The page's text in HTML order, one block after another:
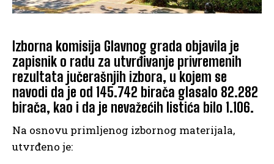
Izborna komisija Glavnog grada objavila je
zapisnik o radu za utvrđivanje privremenih
rezultata jučerašnjih izbora, u kojem se
navodi da je od 145.742 birača glasalo 82.282
birača, kao i da je nevažećih listića bilo 1.106.
Na osnovu primljenog izbornog materijala,
utvrđeno je: